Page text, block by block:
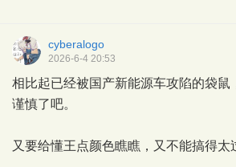
cyberalogo
2026-6-4 20:53
相比起已经被国产新能源车攻陷的袋鼠
谨慎了吧。
又要给懂王点颜色瞧瞧，又不能搞得太